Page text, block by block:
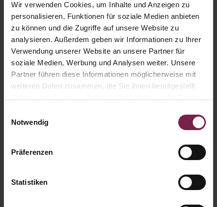
Wir verwenden Cookies, um Inhalte und Anzeigen zu
personalisieren, Funktionen für soziale Medien anbieten
zu können und die Zugriffe auf unsere Website zu
analysieren. Außerdem geben wir Informationen zu Ihrer
Verwendung unserer Website an unsere Partner für
soziale Medien, Werbung und Analysen weiter. Unsere
Partner führen diese Informationen möglicherweise mit
weiteren Daten zusammen, die Sie ihnen bereitgestellt
Notwendig
Präferenzen
Statistiken